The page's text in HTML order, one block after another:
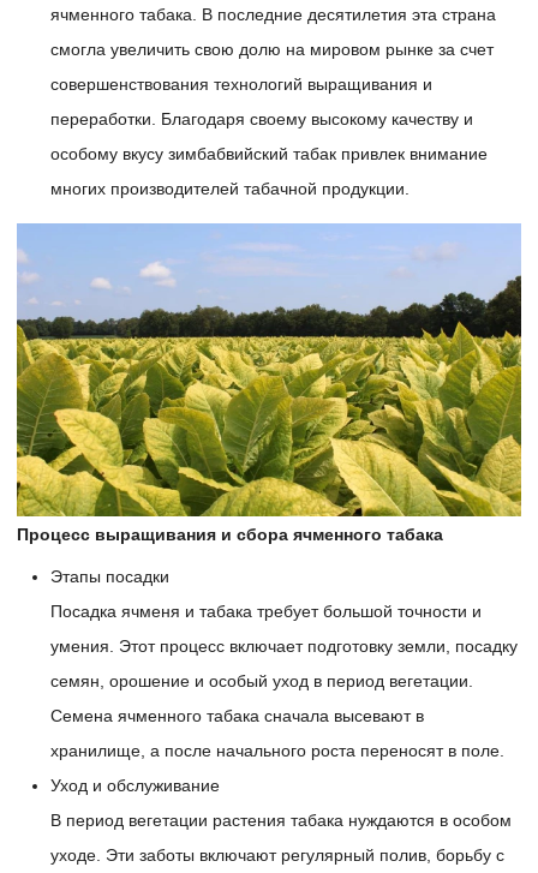
ячменного табака. В последние десятилетия эта страна
смогла увеличить свою долю на мировом рынке за счет
совершенствования технологий выращивания и
переработки. Благодаря своему высокому качеству и
особому вкусу зимбабвийский табак привлек внимание
многих производителей табачной продукции.
Процесс выращивания и сбора ячменного табака
Этапы посадки
Посадка ячменя и табака требует большой точности и
умения. Этот процесс включает подготовку земли, посадку
семян, орошение и особый уход в период вегетации.
Семена ячменного табака сначала высевают в
хранилище, а после начального роста переносят в поле.
Уход и обслуживание
В период вегетации растения табака нуждаются в особом
уходе. Эти заботы включают регулярный полив, борьбу с